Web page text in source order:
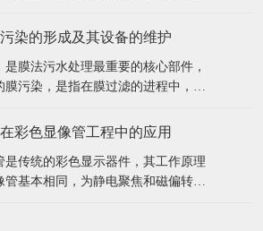
管产量的持续增长，彩管工厂已成了
大户之一。与电子工业其它领域一
生产同样需要纯度高、需量大的纯
彩管制造车间使用的纯水，排出时都
在线留言